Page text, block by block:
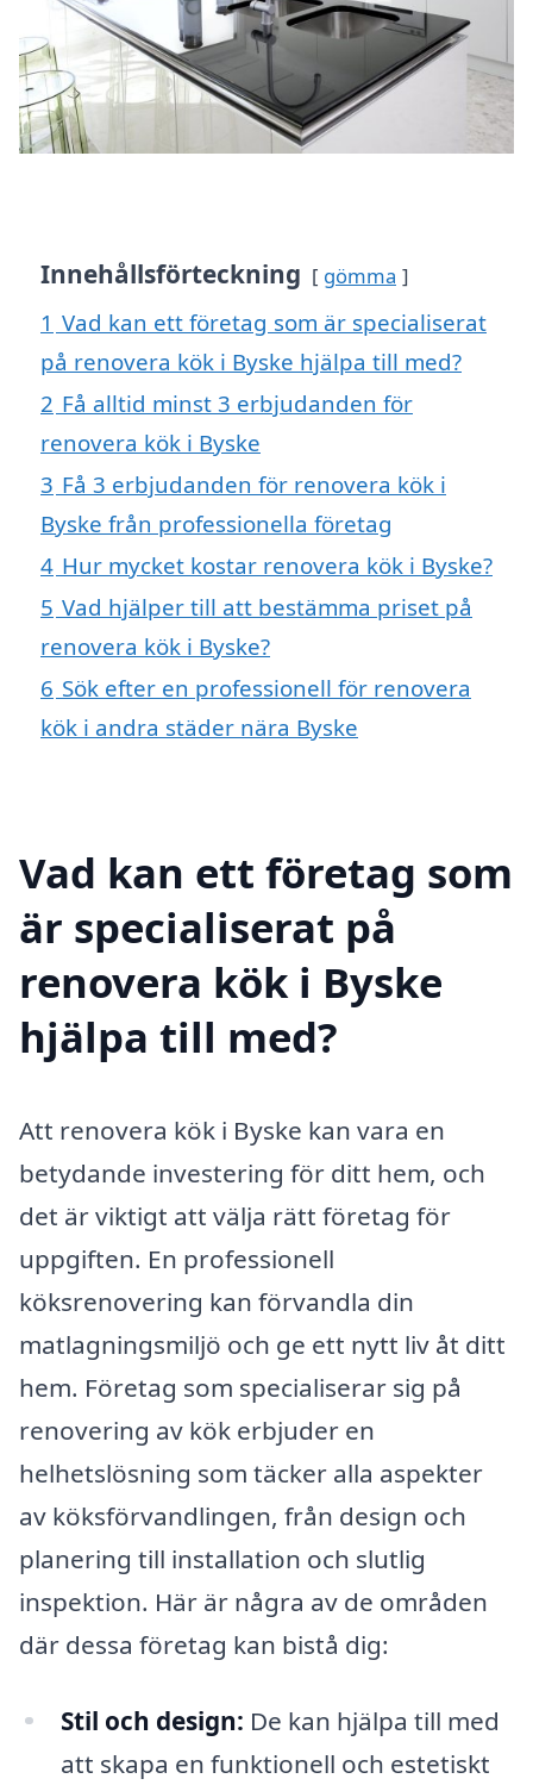
Innehållsförteckning gömma
1 Vad kan ett företag som är specialiserat
på renovera kök i Byske hjälpa till med?
2 Få alltid minst 3 erbjudanden för
renovera kök i Byske
3 Få 3 erbjudanden för renovera kök i
Byske från professionella företag
4 Hur mycket kostar renovera kök i Byske?
5 Vad hjälper till att bestämma priset på
renovera kök i Byske?
6 Sök efter en professionell för renovera
kök i andra städer nära Byske
Vad kan ett företag som
är specialiserat på
renovera kök i Byske
hjälpa till med?
Att renovera kök i Byske kan vara en
betydande investering för ditt hem, och
det är viktigt att välja rätt företag för
uppgiften. En professionell
köksrenovering kan förvandla din
matlagningsmiljö och ge ett nytt liv åt ditt
hem. Företag som specialiserar sig på
renovering av kök erbjuder en
helhetslösning som täcker alla aspekter
av köksförvandlingen, från design och
planering till installation och slutlig
inspektion. Här är några av de områden
där dessa företag kan bistå dig:
Stil och design: De kan hjälpa till med
att skapa en funktionell och estetiskt